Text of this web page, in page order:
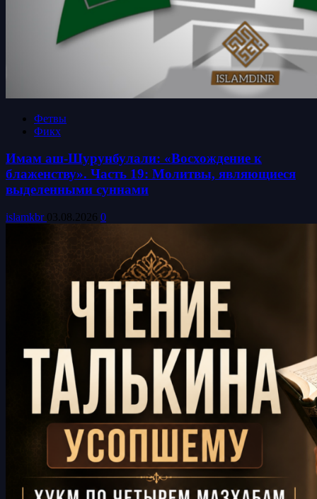
Фетвы
Фикх
Имам аш-Шурунбулали: «Восхождение к
блаженству». Часть 19: Молитвы, являющиеся
выделенными суннами
islamkbr 03.08.2026 0